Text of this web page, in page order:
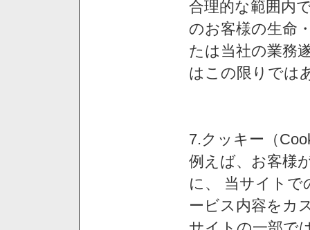
合理的な範囲内
のお客様の生命
たは当社の業務
はこの限りでは
7.クッキー（
例えば、お客様
に、 当サイトで
ービス内容をカ